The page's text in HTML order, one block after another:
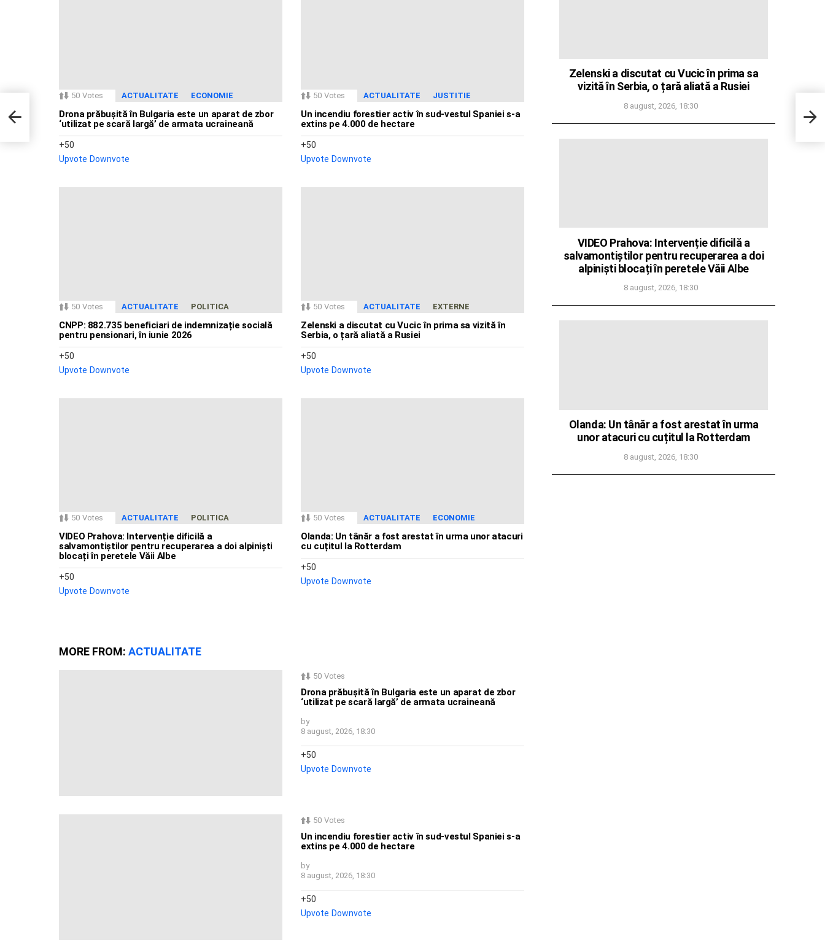
50 Votes ACTUALITATE ECONOMIE
Drona prăbușită în Bulgaria este un aparat de zbor
‘utilizat pe scară largă’ de armata ucraineană
50
Upvote Downvote
50 Votes ACTUALITATE JUSTITIE
Un incendiu forestier activ în sud-vestul Spaniei s-a
extins pe 4.000 de hectare
50
Upvote Downvote
50 Votes ACTUALITATE POLITICA
CNPP: 882.735 beneficiari de indemnizație socială
pentru pensionari, în iunie 2026
50
Upvote Downvote
50 Votes ACTUALITATE EXTERNE
Zelenski a discutat cu Vucic în prima sa vizită în
Serbia, o țară aliată a Rusiei
50
Upvote Downvote
50 Votes ACTUALITATE POLITICA
VIDEO Prahova: Intervenție dificilă a
salvamontiștilor pentru recuperarea a doi alpiniști
blocați în peretele Văii Albe
50
Upvote Downvote
50 Votes ACTUALITATE ECONOMIE
Olanda: Un tânăr a fost arestat în urma unor atacuri
cu cuțitul la Rotterdam
50
Upvote Downvote
MORE FROM: ACTUALITATE
50 Votes
Drona prăbușită în Bulgaria este un aparat de zbor
‘utilizat pe scară largă’ de armata ucraineană
by
8 august, 2026, 18:30
50
Upvote Downvote
50 Votes
Un incendiu forestier activ în sud-vestul Spaniei s-a
extins pe 4.000 de hectare
by
8 august, 2026, 18:30
50
Upvote Downvote
Zelenski a discutat cu Vucic în prima sa
vizită în Serbia, o țară aliată a Rusiei
8 august, 2026, 18:30
VIDEO Prahova: Intervenție dificilă a
salvamontiștilor pentru recuperarea a doi
alpiniști blocați în peretele Văii Albe
8 august, 2026, 18:30
Olanda: Un tânăr a fost arestat în urma
unor atacuri cu cuțitul la Rotterdam
8 august, 2026, 18:30